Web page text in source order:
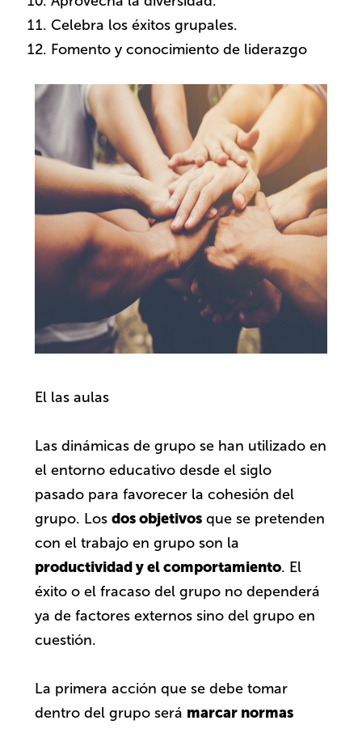
Celebra los éxitos grupales.
Fomento y conocimiento de liderazgo
El las aulas
Las dinámicas de grupo se han utilizado en
el entorno educativo desde el siglo
pasado para favorecer la cohesión del
grupo. Los dos objetivosque se pretenden
con el trabajo en grupo son la
productividad y el comportamiento. El
éxito o el fracaso del grupo no dependerá
ya de factores externos sino del grupo en
cuestión.
La primera acción que se debe tomar
dentro del grupo será marcar normas